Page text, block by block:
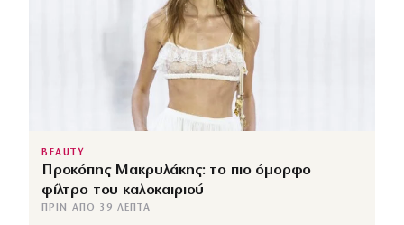
BEAUTY
Προκόπης Μακρυλάκης: το πιο όμορφο
φίλτρο του καλοκαιριού
ΠΡΙΝ ΑΠΌ 39 ΛΕΠΤΆ